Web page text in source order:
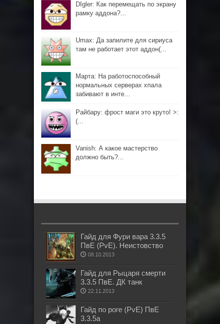
DIgler: Как перемещать по экрану
рамку аддона?...
Umax: Да запилите для сириуса
там не работает этот аддон(...
Марта: На работоспособный
нормальных серверах хпала
забивают в инте...
Райбару: фрост маги это круто! >:
(...
Vanish: А какое мастерство
должно быть?...
Гайд для Фури вара 3.3.5
ПвЕ (PvE). Неистовство
08.10.2013
Гайд для Рыцаря смерти
3.3.5 ПвЕ. ДК танк
22.11.2013
Гайд по роге (PvE) ПвЕ
3.3.5а